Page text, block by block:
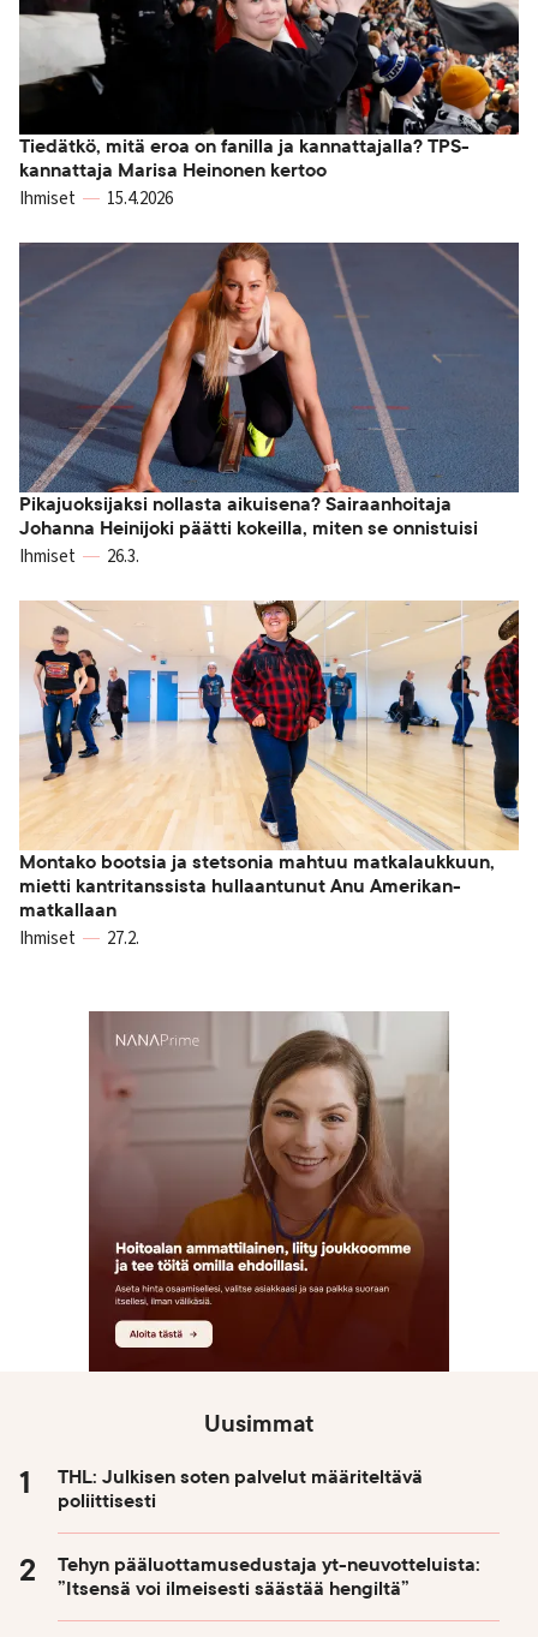
Tiedätkö, mitä eroa on fanilla ja kannattajalla? TPS-
kannattaja Marisa Heinonen kertoo
Ihmiset 15.4.2026
Pikajuoksijaksi nollasta aikuisena? Sairaanhoitaja
Johanna Heinijoki päätti kokeilla, miten se onnistuisi
Ihmiset 26.3.
Montako bootsia ja stetsonia mahtuu matkalaukkuun,
mietti kantritanssista hullaantunut Anu Amerikan-
matkallaan
Ihmiset 27.2.
Uusimmat
THL: Julkisen soten palvelut määriteltävä
poliittisesti
Tehyn pääluottamusedustaja yt-neuvotteluista:
”Itsensä voi ilmeisesti säästää hengiltä”